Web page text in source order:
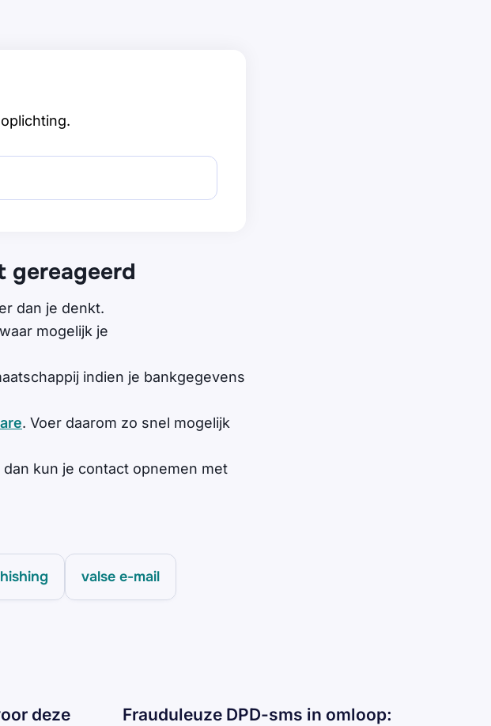
gereageerd
dan je denkt.
mogelijk je
indien je bankgegevens
. Voer daarom zo snel mogelijk
kun je contact opnemen met
valse e-mail
deze
Frauduleuze DPD-sms in omloop: